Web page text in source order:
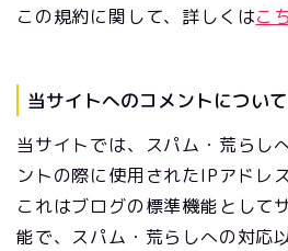
この規約に関して、詳しくはこ
当サイトへのコメントについて
当サイトでは、スパム・荒らし
ントの際に使用されたIPアドレ
これはブログの標準機能として
能で、スパム・荒らしへの対応